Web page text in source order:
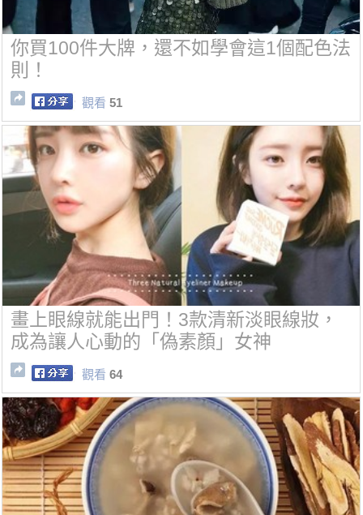
你買100件大牌，還不如學會這1個配色法
則！
觀看 51
畫上眼線就能出門！3款清新淡眼線妝，
成為讓人心動的「偽素顏」女神
觀看 64